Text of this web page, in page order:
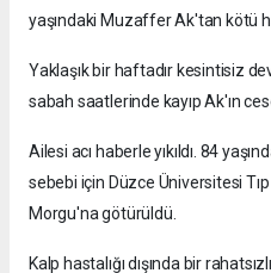
yaşındaki Muzaffer Ak'tan kötü
Yaklaşık bir haftadır kesintisiz
sabah saatlerinde kayıp Ak'ın
Ailesi acı haberle yıkıldı. 84
sebebi için Düzce Üniversitesi
Morgu'na götürüldü.
Kalp hastalığı dışında bir